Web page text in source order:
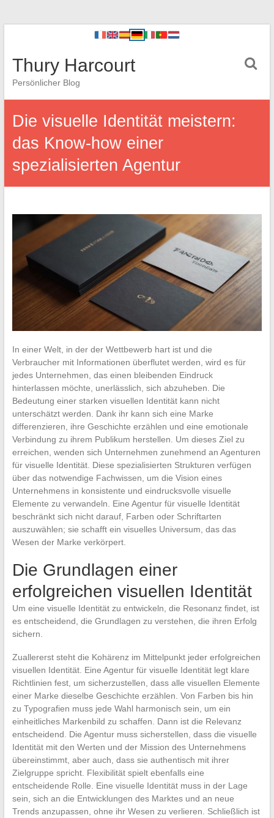
Thury Harcourt
Persönlicher Blog
Die visuelle Identität meistern:
das Know-how einer
spezialisierten Agentur
In einer Welt, in der der Wettbewerb hart ist und die
Verbraucher mit Informationen überflutet werden, wird es für
jedes Unternehmen, das einen bleibenden Eindruck
hinterlassen möchte, unerlässlich, sich abzuheben. Die
Bedeutung einer starken visuellen Identität kann nicht
unterschätzt werden. Dank ihr kann sich eine Marke
differenzieren, ihre Geschichte erzählen und eine emotionale
Verbindung zu ihrem Publikum herstellen. Um dieses Ziel zu
erreichen, wenden sich Unternehmen zunehmend an Agenturen
für visuelle Identität. Diese spezialisierten Strukturen verfügen
über das notwendige Fachwissen, um die Vision eines
Unternehmens in konsistente und eindrucksvolle visuelle
Elemente zu verwandeln. Eine Agentur für visuelle Identität
beschränkt sich nicht darauf, Farben oder Schriftarten
auszuwählen; sie schafft ein visuelles Universum, das das
Wesen der Marke verkörpert.
Die Grundlagen einer
erfolgreichen visuellen Identität
Um eine visuelle Identität zu entwickeln, die Resonanz findet, ist
es entscheidend, die Grundlagen zu verstehen, die ihren Erfolg
sichern.
Zuallererst steht die Kohärenz im Mittelpunkt jeder erfolgreichen
visuellen Identität. Eine Agentur für visuelle Identität legt klare
Richtlinien fest, um sicherzustellen, dass alle visuellen Elemente
einer Marke dieselbe Geschichte erzählen. Von Farben bis hin
zu Typografien muss jede Wahl harmonisch sein, um ein
einheitliches Markenbild zu schaffen. Dann ist die Relevanz
entscheidend. Die Agentur muss sicherstellen, dass die visuelle
Identität mit den Werten und der Mission des Unternehmens
übereinstimmt, aber auch, dass sie authentisch mit ihrer
Zielgruppe spricht. Flexibilität spielt ebenfalls eine
entscheidende Rolle. Eine visuelle Identität muss in der Lage
sein, sich an die Entwicklungen des Marktes und an neue
Trends anzupassen, ohne ihr Wesen zu verlieren. Schließlich ist